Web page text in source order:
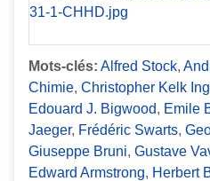
Mots-clés: Alfred Stock,
Chimie, Christopher Kelk
Edouard J. Bigwood, Emile
Jaeger, Frédéric Swarts,
Giuseppe Bruni, Gustave
Edward Armstrong, Herbert